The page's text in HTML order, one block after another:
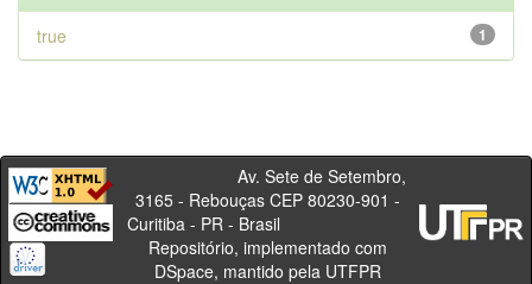
1
true
Av. Sete de Setembro,
3165 - Rebouças CEP 80230-901 -
Curitiba - PR - Brasil
Repositório, implementado com
DSpace, mantido pela UTFPR